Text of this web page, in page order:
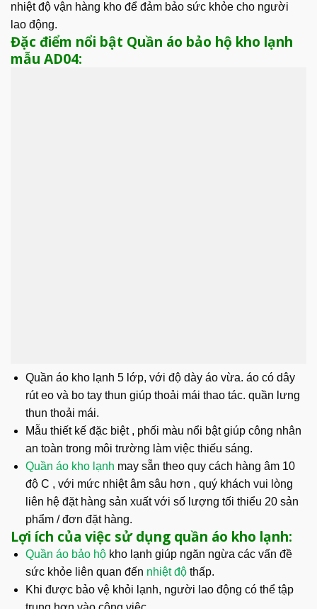
nhiệt độ vận hàng kho để đảm bảo sức khỏe cho người
lao động.
Đặc điểm nổi bật Quần áo bảo hộ kho lạnh
mẫu AD04:
Quần áo kho lạnh 5 lớp, với độ dày áo vừa. áo có dây
rút eo và bo tay thun giúp thoải mái thao tác. quần lưng
thun thoải mái.
Mẫu thiết kế đặc biệt , phối màu nổi bật giúp công nhân
an toàn trong môi trường làm việc thiếu sáng.
Quần áo kho lạnh may sẵn theo quy cách hàng âm 10
độ C , với mức nhiệt âm sâu hơn , quý khách vui lòng
liên hệ đặt hàng sản xuất với số lượng tối thiểu 20 sản
phẩm / đơn đặt hàng.
Lợi ích của việc sử dụng quần áo kho lạnh:
Quần áo bảo hộkho lạnh giúp ngăn ngừa các vấn đề
sức khỏe liên quan đến nhiệt độthấp.
Khi được bảo vệ khỏi lạnh, người lao động có thể tập